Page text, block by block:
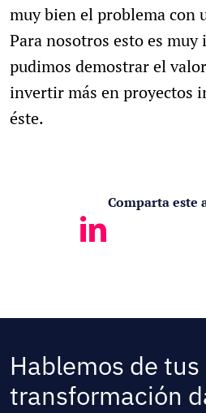
muy bien el problema con
Para nosotros esto es
pudimos demostrar el
invertir más en proyectos
éste.
Comparta este
Hablemos de
transformación